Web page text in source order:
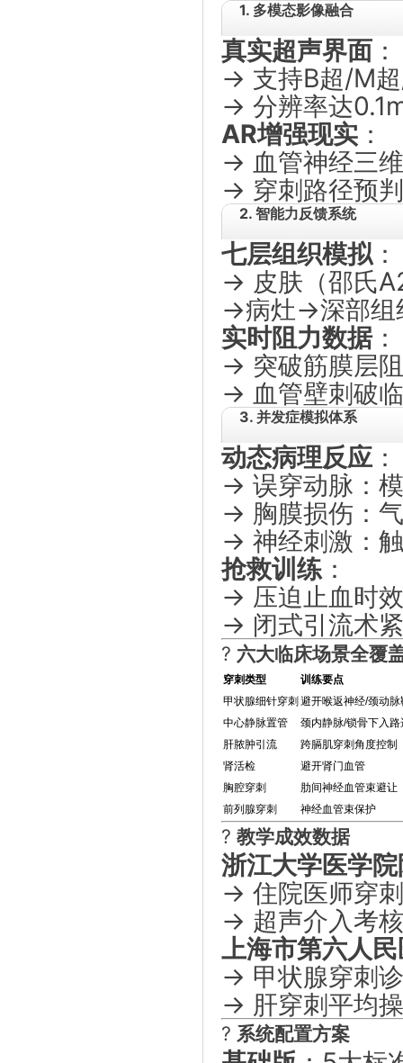
1. 多模态影像融合
真实超声界面 ：
→ 支持B超/M
→ 分辨率达
AR增强现实 ：
→ 血管神经三
→ 穿刺路径预
2. 智能力反馈系统
七层组织模拟：
→ 皮肤（邵氏
→病灶→深部组
实时阻力数据：
→ 突破筋膜层
→ 血管壁刺破
3. 并发症模拟体系
动态病理反应 ：
→ 误穿动脉：
→ 胸膜损伤：
→ 神经刺激：
抢救训练 ：
→ 压迫止血时
→ 闭式引流术
? 六大临床场景全覆
穿刺类型
训练要点
甲状腺细针穿刺 避开喉返神经/颈动脉
中心静脉置管
颈内静脉/锁骨下入路
肝脓肿引流
跨膈肌穿刺角度控制
肾活检
避开肾门血管
胸腔穿刺
肋间神经血管束避让
前列腺穿刺
神经血管束保护
? 教学成效数据
浙江大学医学
→ 住院医师穿
→ 超声介入考
上海市第六人
→ 甲状腺穿刺
→ 肝穿刺平均
? 系统配置方案